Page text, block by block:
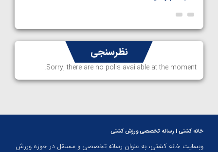
نظرسنجی
Sorry, there are no polls available at the moment.
خانه کشتی | رسانه تخصصی ورزش کشتی
وبسایت خانه کشتی، به عنوان رسانه تخصصی و مستقل در حوزه ورزش